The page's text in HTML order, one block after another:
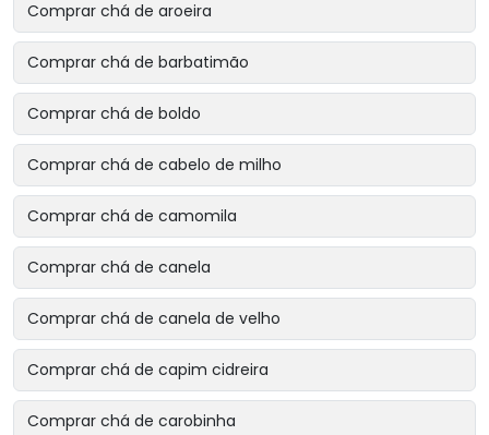
Comprar chá de aroeira
Comprar chá de barbatimão
Comprar chá de boldo
Comprar chá de cabelo de milho
Comprar chá de camomila
Comprar chá de canela
Comprar chá de canela de velho
Comprar chá de capim cidreira
Comprar chá de carobinha